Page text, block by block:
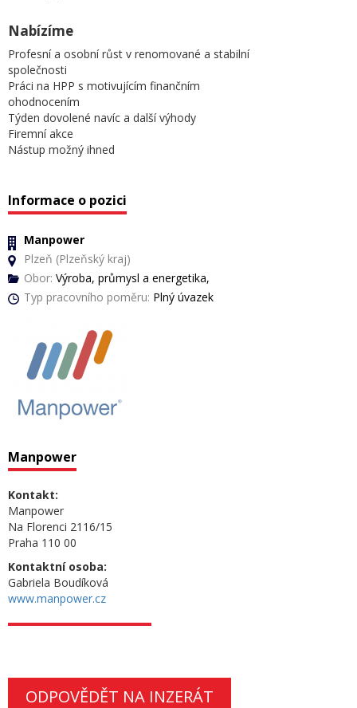
Nabízíme
Profesní a osobní růst v renomované a stabilní
společnosti
Práci na HPP s motivujícím finančním
ohodnocením
Týden dovolené navíc a další výhody
Firemní akce
Nástup možný ihned
Informace o pozici
Manpower
Plzeň (Plzeňský kraj)
Obor: Výroba, průmysl a energetika,
Typ pracovního poměru: Plný úvazek
Manpower
Kontakt:
Manpower
Na Florenci 2116/15
Praha 110 00
Kontaktní osoba:
Gabriela Boudíková
www.manpower.cz
ODPOVĚDĚT NA INZERÁT